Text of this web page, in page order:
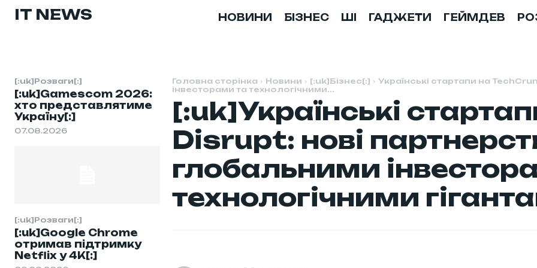
IT NEWS НОВИНИ БІЗНЕС ШІ ГАДЖЕТИ ГЕЙМДЕВ
[:uk]Розваги[:]
[:uk]Gamescom 2026:
хто представлятиме
Україну[:]
07.08.2026
[:uk]Розваги[:]
[:uk]Google Chrome
отримав підтримку
Netflix у 4K[:]
Головна сторінка Новини [:uk]Бізнес[:]
Українські стартапи на
інвесторами та технологічними...
[:uk]Українські
Disrupt: нові
глобальними
технологічними